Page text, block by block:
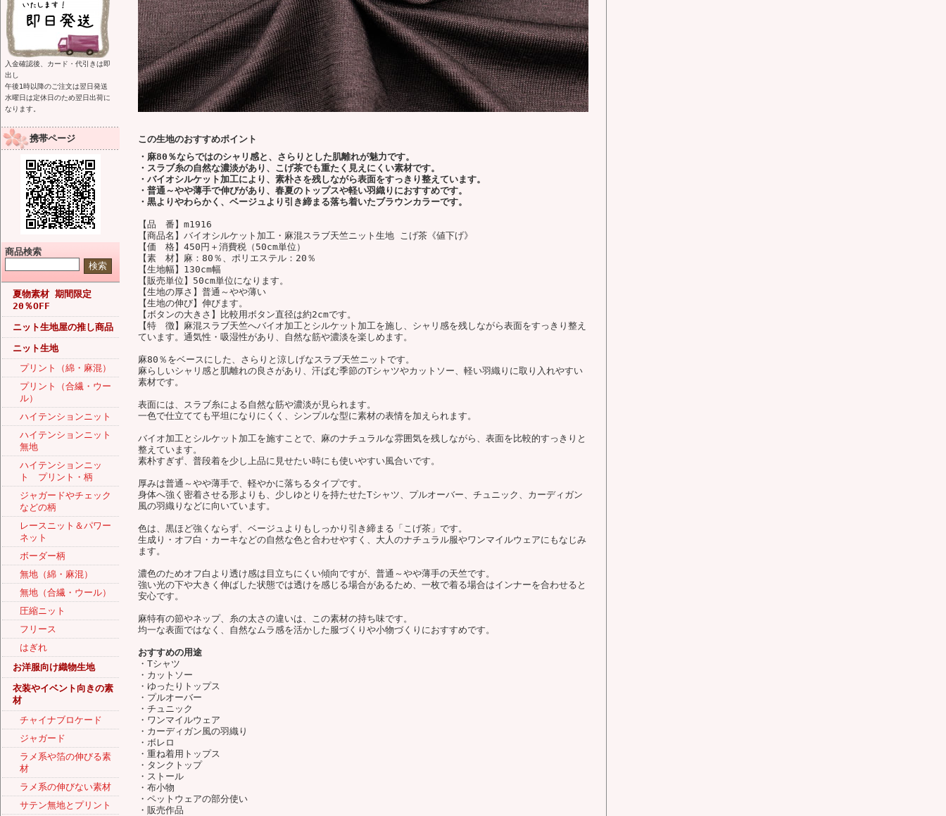
入金確認後、カード・代引きは即
出し
午後1時以降のご注文は翌日発送
水曜日は定休日のため翌日出荷に
なります。
携帯ページ
商品検索
夏物素材 期間限定
20％OFF
ニット生地屋の推し商品
ニット生地
プリント（綿・麻混）
プリント（合繊・ウー
ル）
ハイテンションニット
ハイテンションニット
無地
ハイテンションニッ
ト プリント・柄
ジャガードやチェック
などの柄
レースニット＆パワー
ネット
ボーダー柄
無地（綿・麻混）
無地（合繊・ウール）
圧縮ニット
フリース
はぎれ
お洋服向け織物生地
衣装やイベント向きの素
材
チャイナブロケード
ジャガード
ラメ系や箔の伸びる素
材
ラメ系の伸びない素材
サテン無地とプリント
この生地のおすすめポイント
・麻80％ならではのシャリ感と、さらりとした肌離れが魅力です。
・スラブ糸の自然な濃淡があり、こげ茶でも重たく見えにくい素材です。
・バイオシルケット加工により、素朴さを残しながら表面をすっきり整えています。
・普通～やや薄手で伸びがあり、春夏のトップスや軽い羽織りにおすすめです。
・黒よりやわらかく、ベージュより引き締まる落ち着いたブラウンカラーです。
【品 番】m1916
【商品名】バイオシルケット加工・麻混スラブ天竺ニット生地 こげ茶《値下げ》
【価 格】450円＋消費税（50cm単位）
【素 材】麻：80％、ポリエステル：20％
【生地幅】130cm幅
【販売単位】50cm単位になります。
【生地の厚さ】普通～やや薄い
【生地の伸び】伸びます。
【ボタンの大きさ】比較用ボタン直径は約2cmです。
【特 徴】麻混スラブ天竺へバイオ加工とシルケット加工を施し、シャリ感を残しながら表面をすっきり整え
ています。通気性・吸湿性があり、自然な筋や濃淡を楽しめます。
麻80％をベースにした、さらりと涼しげなスラブ天竺ニットです。
麻らしいシャリ感と肌離れの良さがあり、汗ばむ季節のTシャツやカットソー、軽い羽織りに取り入れやすい
素材です。
表面には、スラブ糸による自然な筋や濃淡が見られます。
一色で仕立てても平坦になりにくく、シンプルな型に素材の表情を加えられます。
バイオ加工とシルケット加工を施すことで、麻のナチュラルな雰囲気を残しながら、表面を比較的すっきりと
整えています。
素朴すぎず、普段着を少し上品に見せたい時にも使いやすい風合いです。
厚みは普通～やや薄手で、軽やかに落ちるタイプです。
身体へ強く密着させる形よりも、少しゆとりを持たせたTシャツ、プルオーバー、チュニック、カーディガン
風の羽織りなどに向いています。
色は、黒ほど強くならず、ベージュよりもしっかり引き締まる「こげ茶」です。
生成り・オフ白・カーキなどの自然な色と合わせやすく、大人のナチュラル服やワンマイルウェアにもなじみ
ます。
濃色のためオフ白より透け感は目立ちにくい傾向ですが、普通～やや薄手の天竺です。
強い光の下や大きく伸ばした状態では透けを感じる場合があるため、一枚で着る場合はインナーを合わせると
安心です。
麻特有の節やネップ、糸の太さの違いは、この素材の持ち味です。
均一な表面ではなく、自然なムラ感を活かした服づくりや小物づくりにおすすめです。
おすすめの用途
・Tシャツ
・カットソー
・ゆったりトップス
・プルオーバー
・チュニック
・ワンマイルウェア
・カーディガン風の羽織り
・ボレロ
・重ね着用トップス
・タンクトップ
・ストール
・布小物
・ペットウェアの部分使い
・販売作品